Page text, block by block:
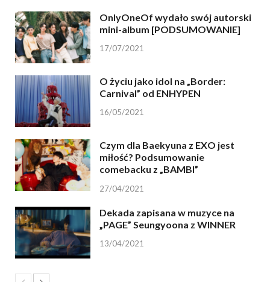
OnlyOneOf wydało swój autorski
mini-album [PODSUMOWANIE]
17/07/2021
O życiu jako idol na „Border:
Carnival” od ENHYPEN
16/05/2021
Czym dla Baekyuna z EXO jest
miłość? Podsumowanie
comebacku z „BAMBI”
27/04/2021
Dekada zapisana w muzyce na
„PAGE” Seungyoona z WINNER
13/04/2021